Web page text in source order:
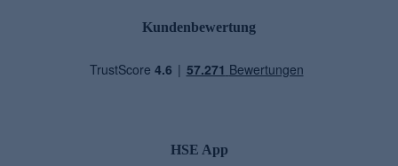
Kundenbewertung
HSE App